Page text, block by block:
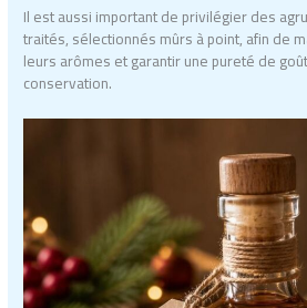
Il est aussi important de privilégier des
traités, sélectionnés mûrs à point, afin de
leurs arômes et garantir une pureté de
conservation.